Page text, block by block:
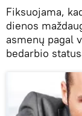
Fiksuojama,
dienos
asmenų pagal
bedarbio